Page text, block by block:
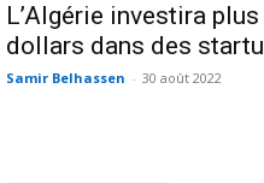
L’Algérie investira
dollars dans des
Samir Belhassen - 30 août 2022